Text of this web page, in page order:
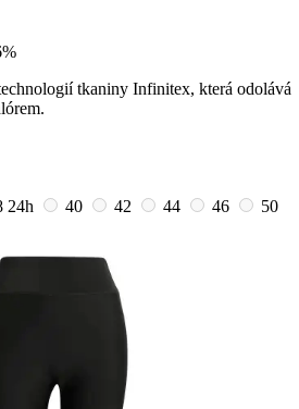
tkaniny Infinitex, která odolává
24h 40 42 44 46
50